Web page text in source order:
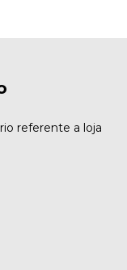
referente a loja